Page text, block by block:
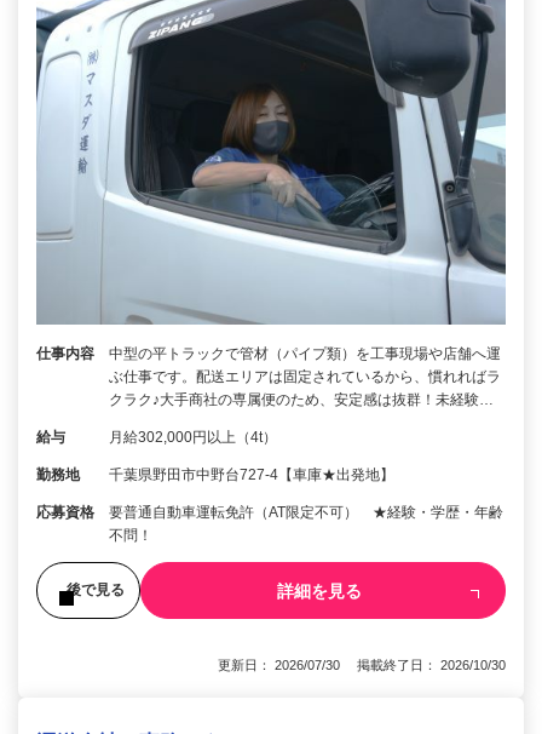
仕事内容
中型の平トラックで管材（パイプ類）を工事現場や店舗へ運
ぶ仕事です。配送エリアは固定されているから、慣れればラ
クラク♪大手商社の専属便のため、安定感は抜群！未経験…
給与 月給302,000円以上（4t）
勤務地 千葉県野田市中野台727-4【車庫★出発地】
応募資格
要普通自動車運転免許（AT限定不可） ★経験・学歴・年齢
不問！
後で見る 詳細を見る
更新日： 2026/07/30 掲載終了日： 2026/10/30